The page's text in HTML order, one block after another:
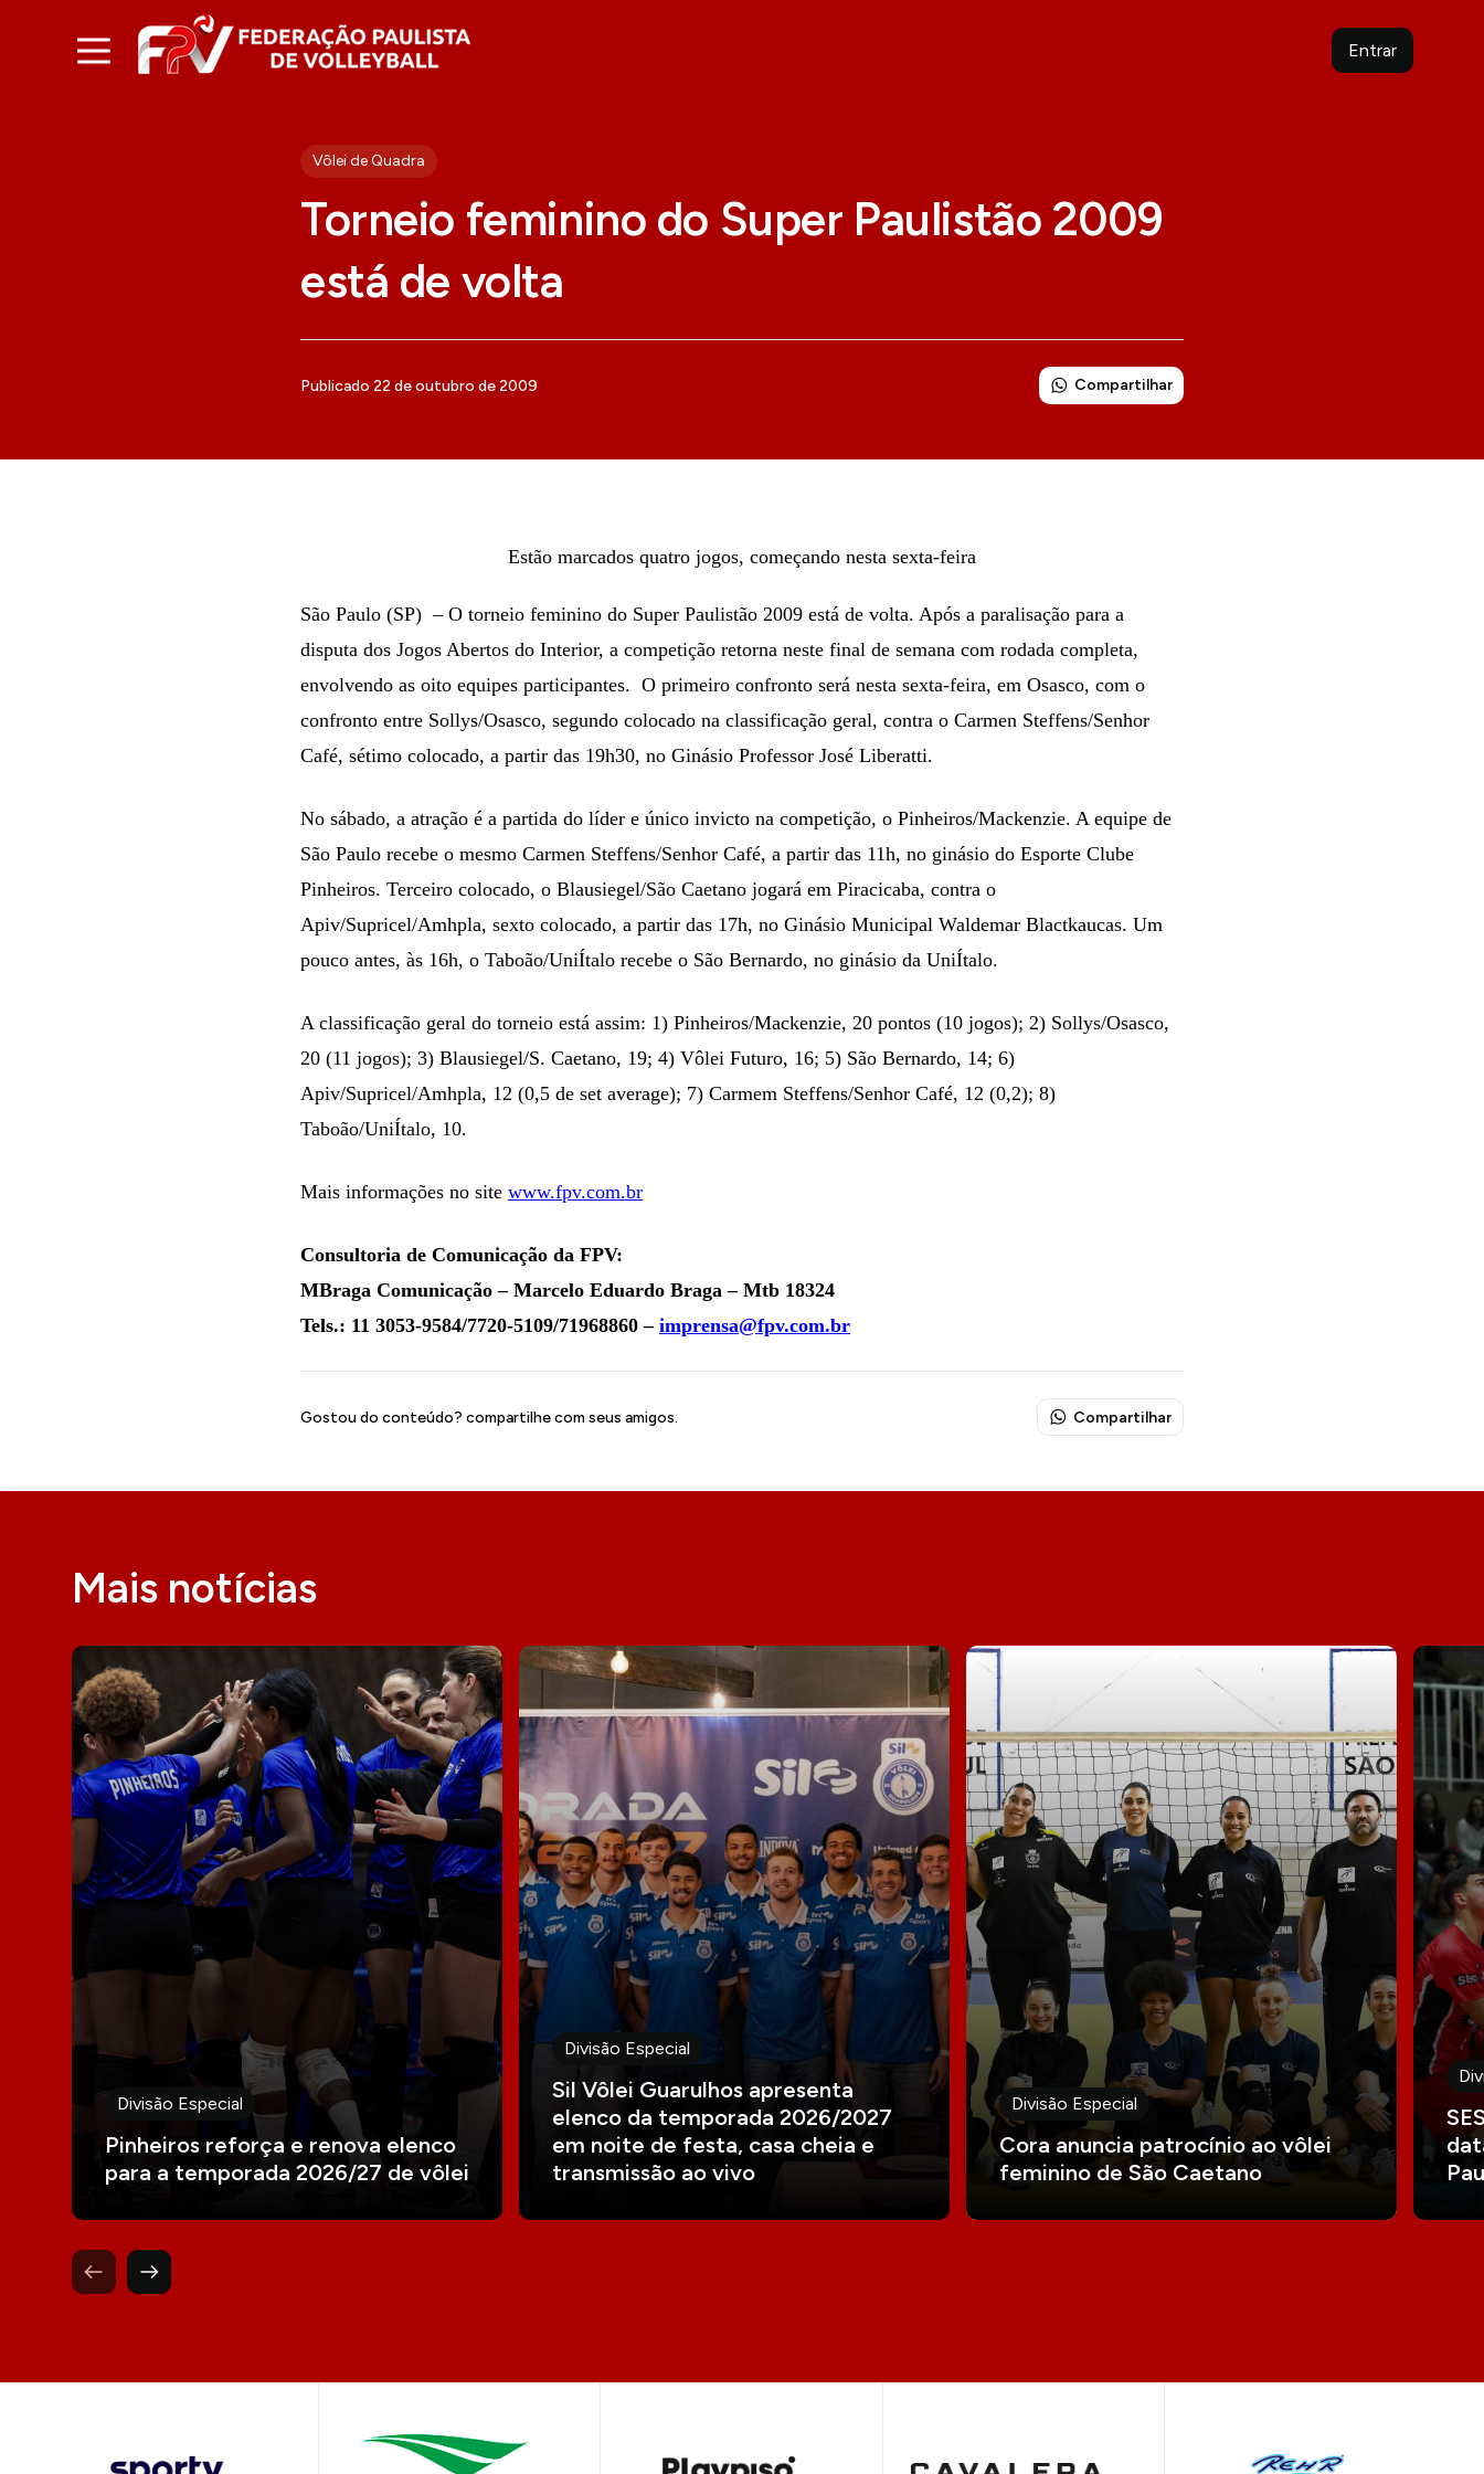
Entrar
Vôlei de Quadra
Torneio feminino do Super Paulistão 2009
está de volta
Publicado 22 de outubro de 2009 Compartilhar
Estão marcados quatro jogos, começando nesta sexta-feira
São Paulo (SP) – O torneio feminino do Super Paulistão 2009 está de volta. Após a paralisação para a
disputa dos Jogos Abertos do Interior, a competição retorna neste final de semana com rodada completa,
envolvendo as oito equipes participantes. O primeiro confronto será nesta sexta-feira, em Osasco, com o
confronto entre Sollys/Osasco, segundo colocado na classificação geral, contra o Carmen Steffens/Senhor
Café, sétimo colocado, a partir das 19h30, no Ginásio Professor José Liberatti.
No sábado, a atração é a partida do líder e único invicto na competição, o Pinheiros/Mackenzie. A equipe de
São Paulo recebe o mesmo Carmen Steffens/Senhor Café, a partir das 11h, no ginásio do Esporte Clube
Pinheiros. Terceiro colocado, o Blausiegel/São Caetano jogará em Piracicaba, contra o
Apiv/Supricel/Amhpla, sexto colocado, a partir das 17h, no Ginásio Municipal Waldemar Blactkaucas. Um
pouco antes, às 16h, o Taboão/UniÍtalo recebe o São Bernardo, no ginásio da UniÍtalo.
A classificação geral do torneio está assim: 1) Pinheiros/Mackenzie, 20 pontos (10 jogos); 2) Sollys/Osasco,
20 (11 jogos); 3) Blausiegel/S. Caetano, 19; 4) Vôlei Futuro, 16; 5) São Bernardo, 14; 6)
Apiv/Supricel/Amhpla, 12 (0,5 de set average); 7) Carmem Steffens/Senhor Café, 12 (0,2); 8)
Taboão/UniÍtalo, 10.
Mais informações no site www.fpv.com.br
Consultoria de Comunicação da FPV:
MBraga Comunicação – Marcelo Eduardo Braga – Mtb 18324
Tels.: 11 3053-9584/7720-5109/71968860 – imprensa@fpv.com.br
Gostou do conteúdo? compartilhe com seus amigos. Compartilhar
Mais notícias
Divisão Especial
Pinheiros reforça e renova elenco
para a temporada 2026/27 de vôlei
Divisão Especial
Sil Vôlei Guarulhos apresenta
elenco da temporada 2026/2027
em noite de festa, casa cheia e
transmissão ao vivo
Divisão Especial
Cora anuncia patrocínio ao vôlei
feminino de São Caetano